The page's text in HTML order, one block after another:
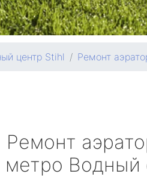
центр Stihl Ремонт
Ремонт
метро Водный